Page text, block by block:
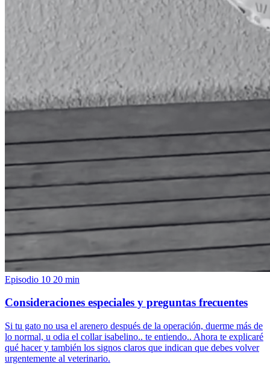
Episodio 10 20 min
Consideraciones especiales y preguntas frecuentes
Si tu gato no usa el arenero después de la operación, duerme más de
lo normal, u odia el collar isabelino.. te entiendo.. Ahora te explicaré
qué hacer y también los signos claros que indican que debes volver
urgentemente al veterinario.